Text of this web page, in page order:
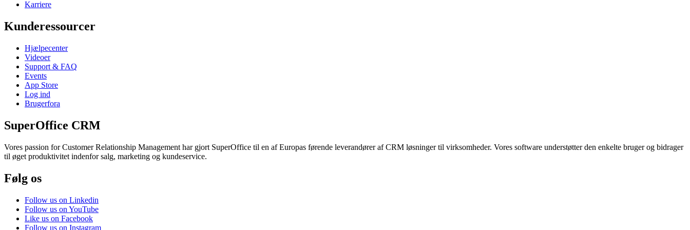
Karriere
Kunderessourcer
Hjælpecenter
Videoer
Support & FAQ
Events
App Store
Log ind
Brugerfora
SuperOffice CRM
Vores passion for Customer Relationship Management har gjort SuperOffice til en af Europas førende leverandører af CRM løsninger til virksomheder. Vores software understøtter den enkelte bruger og bidrager
til øget produktivitet indenfor salg, marketing og kundeservice.
Følg os
Follow us on Linkedin
Follow us on YouTube
Like us on Facebook
Follow us on Instagram